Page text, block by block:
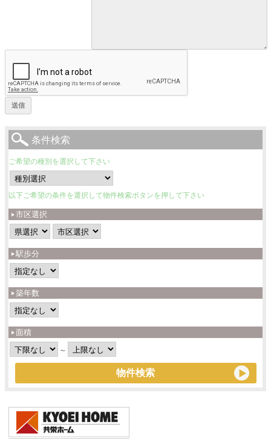
条件検索
ご希望の種別を選択して下さい
以下ご希望の条件を選択して物件検索ボタンを押して下さい
市区選択
駅歩分
築年数
面積
～